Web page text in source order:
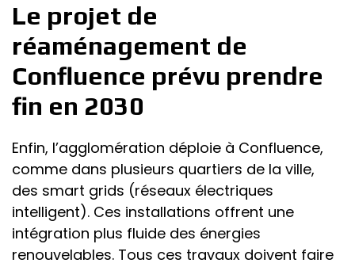
Le projet de
réaménagement de
Confluence prévu prendre
fin en 2030
Enfin, l’agglomération déploie à Confluence,
comme dans plusieurs quartiers de la ville,
des smart grids (réseaux électriques
intelligent). Ces installations offrent une
intégration plus fluide des énergies
renouvelables. Tous ces travaux doivent faire